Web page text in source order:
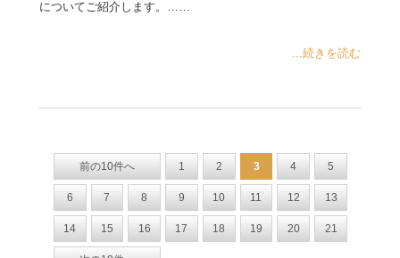
についてご紹介します。……
...続きを読む
前の10件へ 1 2 3 4 5
6 7 8 9 10 11 12 13
14 15 16 17 18 19 20 21